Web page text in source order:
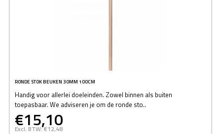
RONDE STOK BEUKEN 30MM 100CM
Handig voor allerlei doeleinden. Zowel binnen als buiten
toepasbaar. We adviseren je om de ronde sto..
€15,10
Excl. BTW: €12,48